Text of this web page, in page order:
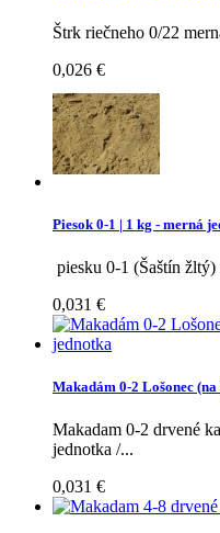
Štrk riečneho 0/22
0,026 €
Piesok 0-1 | 1 kg - merná
piesku 0-1 (Šaštín
0,031 €
Makadám 0-2 Lošonec
Makadam 0-2 drvené
jednotka /...
0,031 €